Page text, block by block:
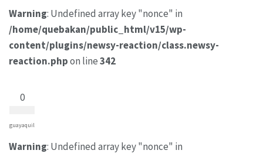
Warning: Undefined array key "nonce" in
/home/quebakan/public_html/v15/wp-
content/plugins/newsy-reaction/class.newsy-
reaction.phpon line342
0
guayaquil
Warning: Undefined array key "nonce" in